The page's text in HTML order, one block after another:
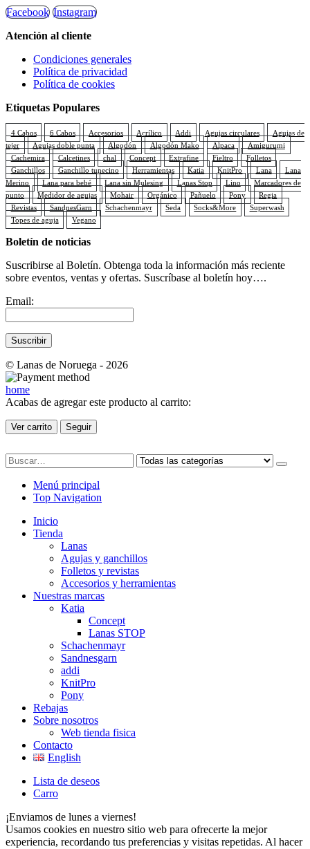
Facebook Instagram
Atención al cliente
Condiciones generales
Política de privacidad
Política de cookies
Etiquetas Populares
4 Cabos 6 Cabos Accesorios Acrílico Addi Agujas circulares
Agujas de
tejer
Agujas doble punta Algodón Algodón Mako Alpaca
Amigurumi
Cachemira
Calcetines chal Concept Extrafine Fieltro
Folletos
Ganchillos
Ganchillo tunecino Herramientas Katia KnitPro Lana
Lana
Merino
Lana para bebé Lana sin Mulesing Lanas Stop Lino
Marcadores de
punto
Medidor de agujas Mohair Orgánico Pañuelo Pony
Regia
Revistas
SandnesGarn Schachenmayr Seda Socks&More
Superwash
Topes de aguja
Vegano
Boletín de noticias
Suscribirse al Boletín. Obtenga toda la información más reciente
sobre eventos, ventas y ofertas. Suscríbase al boletín hoy….
Email:
© Lanas de Noruega - 2026
home
Acabas de agregar este producto al carrito:
Ver carrito Seguir
Menú principal
Top Navigation
Inicio
Tienda
Lanas
Agujas y ganchillos
Folletos y revistas
Accesorios y herramientas
Nuestras marcas
Katia
Concept
Lanas STOP
Schachenmayr
Sandnesgarn
addi
KnitPro
Pony
Rebajas
Sobre nosotros
Web tienda fisica
Contacto
English
Lista de deseos
Carro
¡Enviamos de lunes a viernes!
Usamos cookies en nuestro sitio web para ofrecerte la mejor
experiencia, recordando tus preferencias y visitas repetidas. Al hacer